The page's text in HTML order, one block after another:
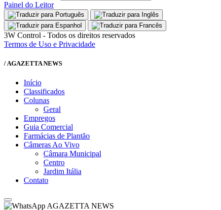
Painel do Leitor
3W Control - Todos os direitos reservados
Termos de Uso e Privacidade
/ AGAZETTA NEWS
Início
Classificados
Colunas
Geral
Empregos
Guia Comercial
Farmácias de Plantão
Câmeras Ao Vivo
Câmara Municipal
Centro
Jardim Itália
Contato
AGAZETTA NEWS